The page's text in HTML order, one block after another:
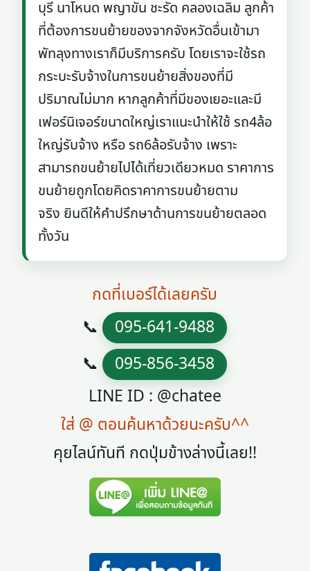
บุรี นาโหนด พญาขัน ชะรัด คลองเฉลิม ลูกค้า
ที่ต้องการขนย้ายของจากจังหวัดอื่นเข้ามา
พัทลุงทางเราก็มีบริการครับ โดยเราจะใช้รถ
กระบะรับจ้างในการขนย้ายสิ่งของที่มี
ปริมาณไม่มาก หากลูกค้าที่มีของเยอะและมี
เฟอร์นิเจอร์ขนาดใหญ่เราแนะนำให้ใช้ รถ4ล้อ
ใหญ่รับจ้าง หรือ รถ6ล้อรับจ้าง เพราะ
สามารถขนย้ายไปได้เที่ยวเดียวหมด ราคาการ
ขนย้ายถูกโดยคิดราคาการขนย้ายตาม
จริง ยินดีให้คำปรึกษาด้านการขนย้ายตลอด
ทั้งวัน
กดที่เบอร์ได้เลยครับ
📞 095-641-9488
📞 095-856-3458
LINE ID : @chatee
ใส่ @ ตอนค้นหาด้วยนะครับ^^
คุยไลน์ทันที กดปุ่มข้างล่างนี้เลย!!